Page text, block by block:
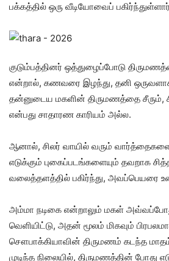
பக்கத்தில் ஒரு வீடியோவைப்
குடும்பத்தினர் ஒத்துழைப்போடு
என்றால், கணவரை இழந்து, தனி
தன்னுடைய மகளின் திருமணத்தை சீரும்,
என்பது சாதாரண காரியம் அல்ல.
ஆனால், சிலர் வாயில் வரும்
எடுக்கும் புகைப்படங்களையும் தவறாக
வலைத்தளத்தில் பகிர்ந்து, அவப்பெயரை
அம்மா நடிகை என்றாலும் மகள்
வெளியிட்டு, அதன் மூலம் மிகவும்
சௌபாக்கியாவின் திருமணம் கடந்த
முடிந்த நிலையில், திருமணத்தின் போது